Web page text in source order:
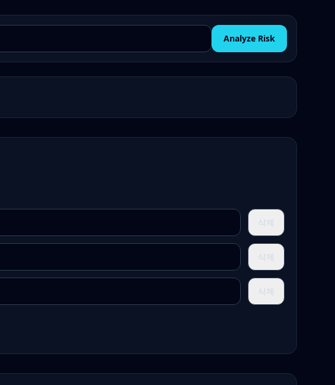
Analyze Risk
삭제
삭제
삭제